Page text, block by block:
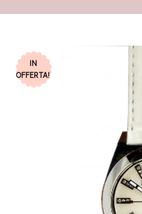
IN
OFFERTA!